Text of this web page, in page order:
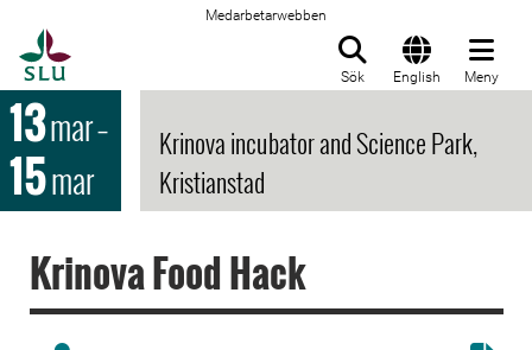
Medarbetarwebben
Sök English Meny
13mar–
15mar
Krinova incubator and Science Park,
Kristianstad
Krinova Food Hack